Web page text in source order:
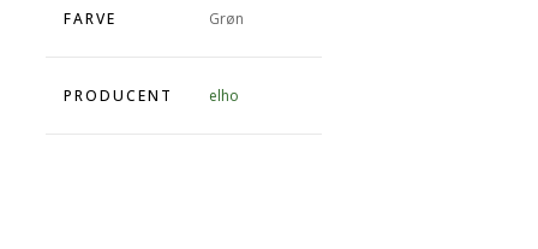
FARVE Grøn
PRODUCENT elho